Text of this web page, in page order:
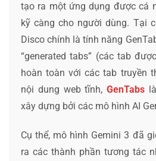
tạo ra một ứng dụng được cá
kỹ càng cho người dùng. Tại
Disco chính là tính năng
“generated tabs” (các tab
hoàn toàn với các tab truyền
nội dung web tĩnh,GenTabs
xây dựng bởi các mô hình AI
Cụ thể, mô hình Gemini 3 đã
ra các thành phần tương tác